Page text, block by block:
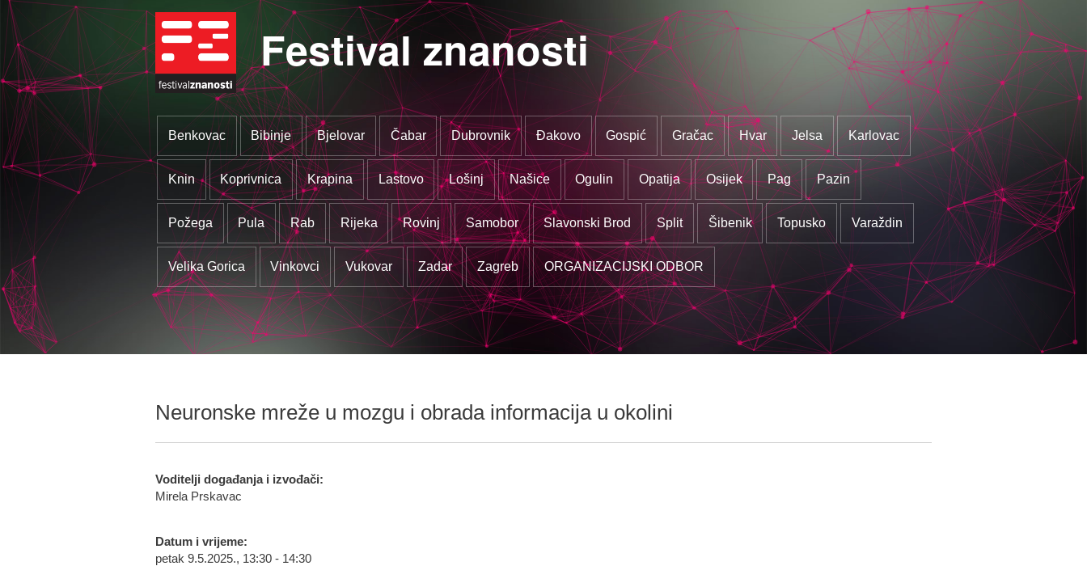
Festival znanosti
Benkovac Bibinje Bjelovar Čabar Dubrovnik Đakovo Gospić Gračac Hvar Jelsa Karlovac
Knin Koprivnica Krapina Lastovo Lošinj Našice Ogulin Opatija Osijek Pag Pazin
Požega Pula Rab Rijeka Rovinj Samobor Slavonski Brod Split Šibenik Topusko Varaždin
Velika Gorica Vinkovci Vukovar Zadar Zagreb ORGANIZACIJSKI ODBOR
Neuronske mreže u mozgu i obrada informacija u okolini
Voditelji događanja i izvođači:
Mirela Prskavac
Datum i vrijeme:
petak 9.5.2025., 13:30 - 14:30